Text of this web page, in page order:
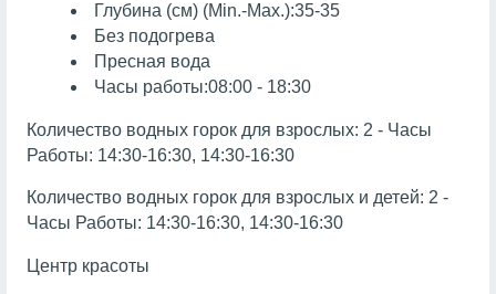
Глубина (см) (Min.-Max.):35-35
Без подогрева
Пресная вода
Часы работы:08:00 - 18:30
Количество водных горок для взрослых: 2 - Часы
Работы: 14:30-16:30, 14:30-16:30
Количество водных горок для взрослых и детей: 2 -
Часы Работы: 14:30-16:30, 14:30-16:30
Центр красоты